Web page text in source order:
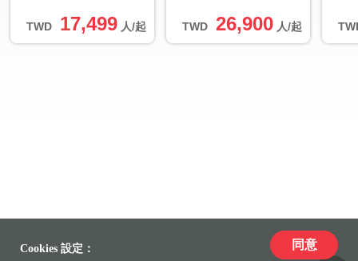
TWD 17,499 人/起 TWD 26,900 人/起
Cookies 設定： 同意